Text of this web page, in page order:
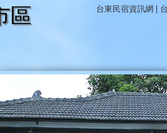
區 台東民宿資訊網 |